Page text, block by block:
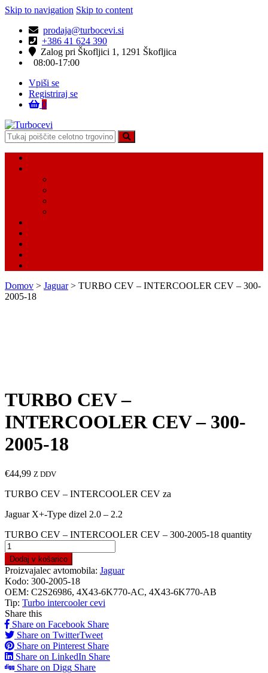
Skip to navigation Skip to content
prodaja@turbocevi.si
+386 41 624 390
Zalog pri Škofljici 1, 1291 Škofljica
08:00-17:00
Vpiši se
Registriraj se
0
Turbocevi
Turbo ideal – turbo cevi
Domov > Jaguar> TURBO CEV – INTERCOOLER CEV – 300-
2005-18
TURBO CEV –
INTERCOOLER CEV – 300-
2005-18
€44,99 Z DDV
TURBO CEV – INTERCOOLER CEV za
Jaguar X+-Type dizel 2.0 – 2.2
TURBO CEV – INTERCOOLER CEV – 300-2005-18 quantity
Dodaj v košarico
Proizvajalec avtomobila: Jaguar
Kodo: 300-2005-18
OEM: C2S26986, 4X43-6K770-AC, 4X43-6K770-AB
Tip: Turbo intercooler cevi
Share this
Share on Facebook Share
Share on TwitterTweet
Share on Pinterest Share
Share on LinkedIn Share
Share on Digg Share